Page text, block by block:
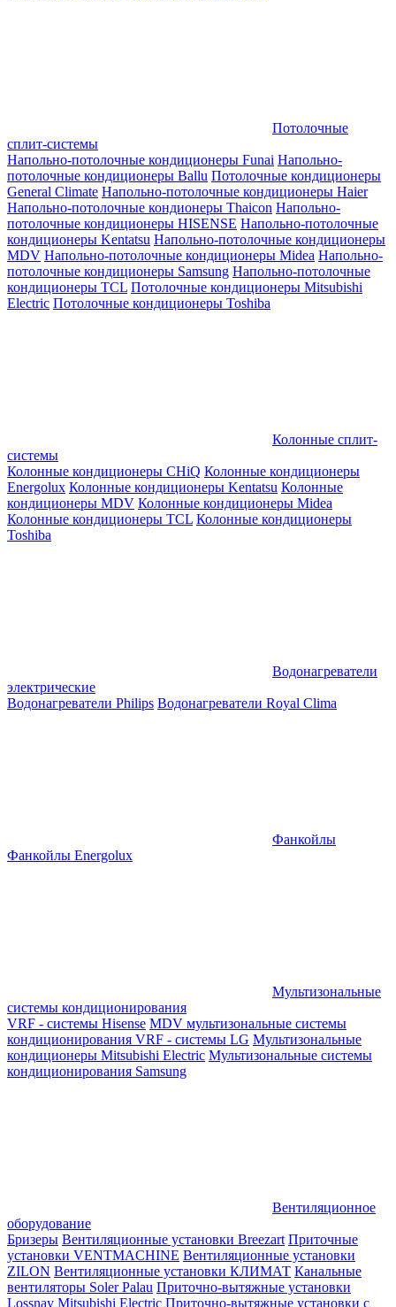
Потолочные
сплит-системы
Напольно-потолочные кондиционеры Funai Напольно-
потолочные кондиционеры Ballu Потолочные кондиционеры
General Climate Напольно-потолочные кондиционеры Haier
Напольно-потолочные кондионеры Thaicon Напольно-
потолочные кондиционеры HISENSE Напольно-потолочные
кондиционеры Kentatsu Напольно-потолочные кондиционеры
MDV Напольно-потолочные кондиционеры Midea Напольно-
потолочные кондиционеры Samsung Напольно-потолочные
кондиционеры TCL Потолочные кондиционеры Mitsubishi
Electric Потолочные кондиционеры Toshiba
Колонные сплит-
системы
Колонные кондиционеры CHiQ Колонные кондиционеры
Energolux Колонные кондиционеры Kentatsu Колонные
кондиционеры MDV Колонные кондиционеры Midea
Колонные кондиционеры TCL Колонные кондиционеры
Toshiba
Водонагреватели
электрические
Водонагреватели Philips Водонагреватели Royal Clima
Фанкойлы
Фанкойлы Energolux
Мультизональные
системы кондиционирования
VRF - системы Hisense MDV мультизональные системы
кондиционирования VRF - системы LG Мультизональные
кондиционеры Mitsubishi Electric Мультизональные системы
кондиционирования Samsung
Вентиляционное
оборудование
Бризеры Вентиляционные установки Breezart Приточные
установки VENTMACHINE Вентиляционные установки
ZILON Вентиляционные установки КЛИМАТ Канальные
вентиляторы Soler Palau Приточно-вытяжные установки
Lossnay Mitsubishi Electric Приточно-вытяжные установки с